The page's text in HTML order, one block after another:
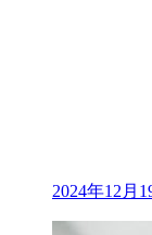
2024年12月